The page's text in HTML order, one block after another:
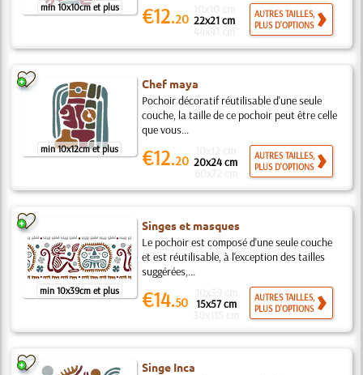
min 10x10cm et plus €12.20 22x21 cm
AUTRES TAILLES,
PLUS D'OPTIONS
min 10x12cm et plus
Chef maya
Pochoir décoratif réutilisable d'une seule
couche, la taille de ce pochoir peut être celle
que vous...
€12.20 20x24 cm
AUTRES TAILLES,
PLUS D'OPTIONS
min 10x39cm et plus
Singes et masques
Le pochoir est composé d'une seule couche
et est réutilisable, à l'exception des tailles
suggérées,...
€14.50 15x57 cm
AUTRES TAILLES,
PLUS D'OPTIONS
Singe Inca